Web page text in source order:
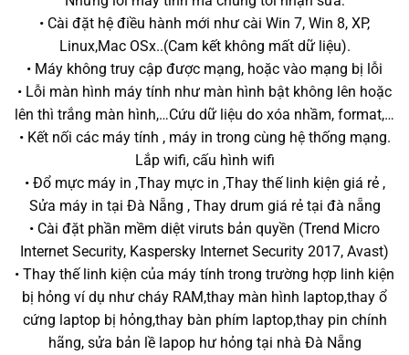
• Cài đặt hệ điều hành mới như cài Win 7, Win 8, XP,
Linux,Mac OSx..(Cam kết không mất dữ liệu).
• Máy không truy cập được mạng, hoặc vào mạng bị lỗi
• Lỗi màn hình máy tính như màn hình bật không lên hoặc
lên thì trắng màn hình,…Cứu dữ liệu do xóa nhầm, format,…
• Kết nối các máy tính , máy in trong cùng hệ thống mạng.
Lắp wifi, cấu hình wifi
• Đổ mực máy in ,Thay mực in ,Thay thế linh kiện giá rẻ ,
Sửa máy in tại Đà Nẵng , Thay drum giá rẻ tại đà nẵng
• Cài đặt phần mềm diệt viruts bản quyền (Trend Micro
Internet Security, Kaspersky Internet Security 2017, Avast)
• Thay thế linh kiện của máy tính trong trường hợp linh kiện
bị hỏng ví dụ như cháy RAM,thay màn hình laptop,thay ổ
cứng laptop bị hỏng,thay bàn phím laptop,thay pin chính
hãng, sửa bản lề lapop hư hỏng tại nhà Đà Nẵng